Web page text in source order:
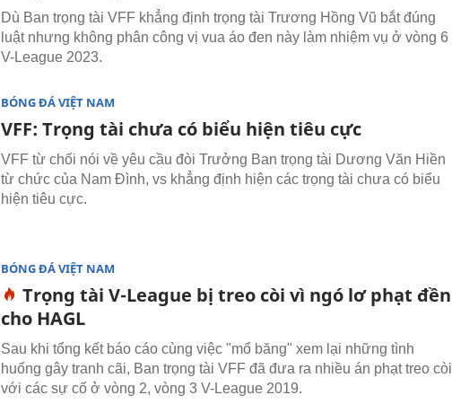
Dù Ban trọng tài VFF khẳng định trọng tài Trương Hồng Vũ bắt đúng
luật nhưng không phân công vị vua áo đen này làm nhiệm vụ ở vòng 6
V-League 2023.
BÓNG ĐÁ VIỆT NAM
VFF: Trọng tài chưa có biểu hiện tiêu cực
VFF từ chối nói về yêu cầu đòi Trưởng Ban trọng tài Dương Văn Hiền
từ chức của Nam Đình, vs khẳng định hiện các trọng tài chưa có biểu
hiện tiêu cực.
BÓNG ĐÁ VIỆT NAM
Trọng tài V-League bị treo còi vì ngó lơ phạt đền
cho HAGL
Sau khi tổng kết báo cáo cùng việc "mổ băng" xem lại những tình
huống gây tranh cãi, Ban trọng tài VFF đã đưa ra nhiều án phạt treo còi
với các sự cố ở vòng 2, vòng 3 V-League 2019.